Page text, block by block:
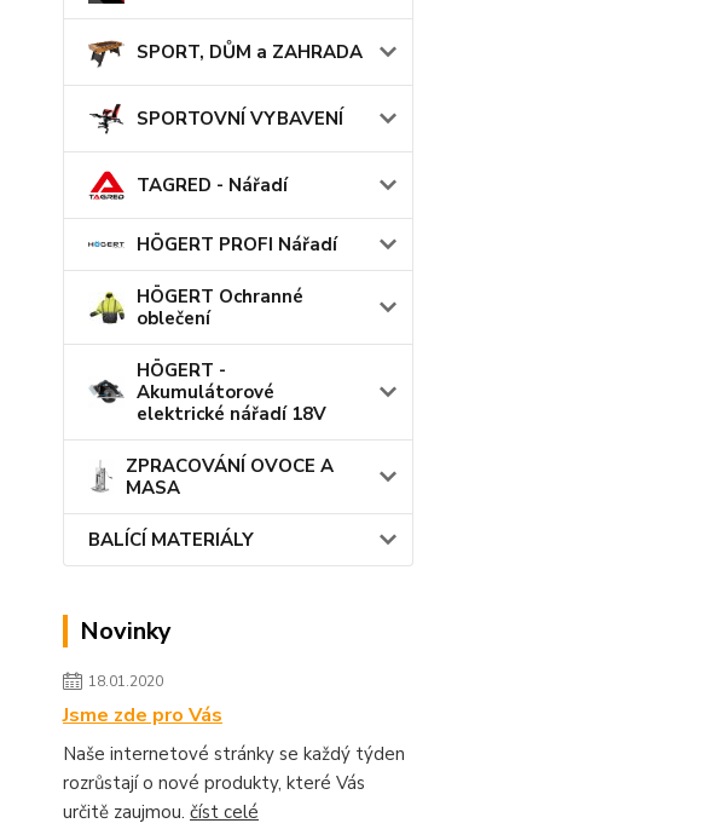
SPORT, DŮM a ZAHRADA
SPORTOVNÍ VYBAVENÍ
TAGRED - Nářadí
HÖGERT PROFI Nářadí
HÖGERT Ochranné
oblečení
HÖGERT -
Akumulátorové
elektrické nářadí 18V
ZPRACOVÁNÍ OVOCE A
MASA
BALÍCÍ MATERIÁLY
Novinky
18.01.2020
Jsme zde pro Vás
Naše internetové stránky se každý týden
rozrůstají o nové produkty, které Vás
určitě zaujmou. číst celé